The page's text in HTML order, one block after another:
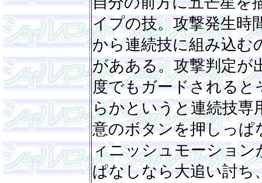
イプの技。攻撃発生時
から連続技に組み込む
があある。攻撃判定が
度でもガードされると
らかというと連続技専
意のボタンを押しっぱ
ィニッシュモーション
ぱなしなら大追い討ち